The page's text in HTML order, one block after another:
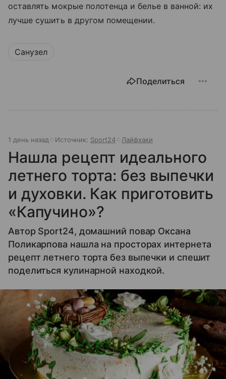
оставлять мокрые полотенца и белье в ванной: их
лучше сушить в другом помещении.
Санузел
Поделиться
1 день назад Источник: Sport24 Лайфхаки
Нашла рецепт идеального
летнего торта: без выпечки
и духовки. Как приготовить
«Капучино»?
Автор Sport24, домашний повар Оксана
Поликарпова нашла на просторах интернета
рецепт летнего торта без выпечки и спешит
поделиться кулинарной находкой.